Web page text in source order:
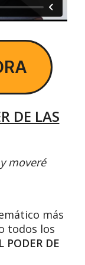
DE LAS
moveré
más
todos los
PODER DE